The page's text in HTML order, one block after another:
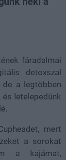
fáradalmai
detoxszal
de a legtöbben
letelepedünk
mert
a sorokat
a kajámat,